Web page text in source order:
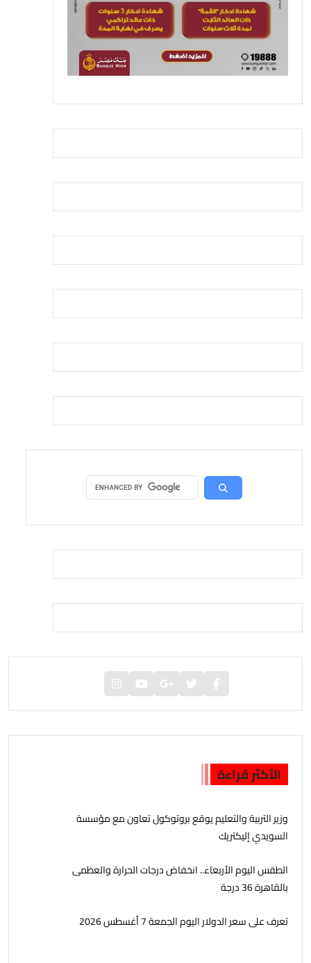
الأكثر قراءة
وزير التربية والتعليم يوقع بروتوكول تعاون مع مؤسسة
السويدي إليكتريك
الطقس اليوم الأربعاء.. انخفاض درجات الحرارة والعظمى
بالقاهرة 36 درجة
تعرف على سعر الدولار اليوم الجمعة 7 أغسطس 2026